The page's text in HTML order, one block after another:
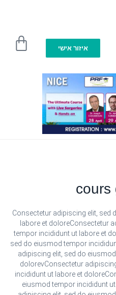
איזור אישי
cours
Consectetur adipiscing elit, sed
labore et doloreConsectetur
tempor incididunt ut labore et
sed do eiusmod tempor
adipiscing elit, sed do
dolorevConsectetur
incididunt ut labore et
eiusmod tempor incididunt